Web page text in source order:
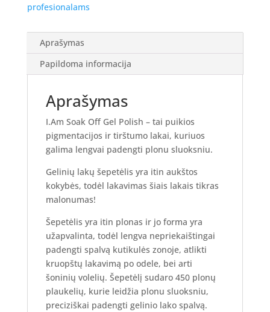
#185
7ml
profesionalams
Aprašymas
Papildoma informacija
Aprašymas
I.Am Soak Off Gel Polish – tai puikios
pigmentacijos ir tirštumo lakai, kuriuos
galima lengvai padengti plonu sluoksniu.
Gelinių lakų šepetėlis yra itin aukštos
kokybės, todėl lakavimas šiais lakais tikras
malonumas!
Šepetėlis yra itin plonas ir jo forma yra
užapvalinta, todėl lengva nepriekaištingai
padengti spalvą kutikulės zonoje, atlikti
kruopštų lakavimą po odele, bei arti
šoninių volelių. Šepetėlį sudaro 450 plonų
plaukelių, kurie leidžia plonu sluoksniu,
preciziškai padengti gelinio lako spalvą.